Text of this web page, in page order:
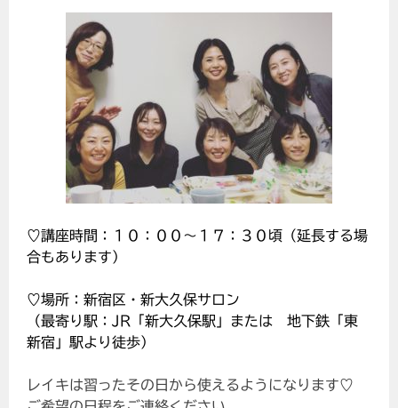
♡講座時間：１０：００～１７：３０頃（延長する場
合もあります）
♡場所：新宿区・新大久保サロン
（最寄り駅：JR「新大久保駅」または 地下鉄「東
新宿」駅より徒歩）
レイキは習ったその日から使えるようになります♡